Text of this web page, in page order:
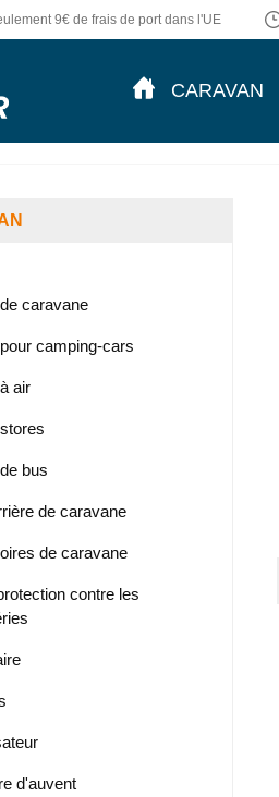
principal
navigation principale
9€ de frais de port dans l'UE
CARAVAN
caravane
camping-cars
air
bus
de caravane
de caravane
contre les
d'auvent